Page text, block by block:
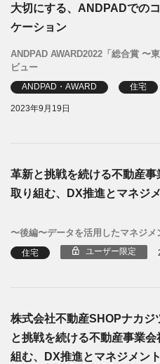
大切にする、ANDPADでの
ケーション
ANDPAD AWARD2022「総合賞 〜
ビュー
ANDPAD・AWARD 住宅
2023年9月19日
革新と挑戦を続ける不動産事
取り組む、DX推進とマネジ
〜後編〜データを活用したマネジメ
住宅 ユーザー限定
株式会社不動産SHOPナカジ
と挑戦を続ける不動産事業会
組む、DX推進とマネジメント